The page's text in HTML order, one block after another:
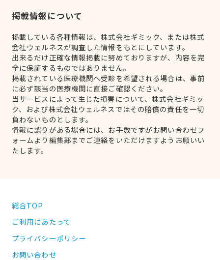
掲載情報について
掲載している各種情報は、株式会社ギミック、または株式
会社ウェルネスが調査した情報をもとにしています。
出来るだけ正確な情報掲載に努めておりますが、内容を完
全に保証するものではありません。
掲載されている医療機関へ受診を希望される場合は、事前
に必ず該当の医療機関に直接ご確認ください。
当サービスによって生じた損害について、株式会社ギミッ
ク、および株式会社ウェルネスではその賠償の責任を一切
負わないものとします。
情報に誤りがある場合には、お手数ですがお問い合わせフ
ォームより編集部までご連絡をいただけますようお願いい
たします。
総合TOP
ご利用にあたって
プライバシーポリシー
お問い合わせ